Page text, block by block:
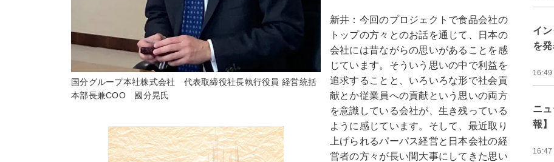
国分グループ本社株式会社 代表取締役社長執行役員 経営統括
本部長兼COO 國分晃氏
新井：今回のプロジェクトで食品会社の
トップの方々とのお話を通じて、日本の
会社には昔ながらの思いがあることを感
じています。そういう思いの中で利益を
追求することと、いろいろな形で社会貢
献とか従業員への貢献という思いの両方
を意識している会社が、生き残っている
ように感じています。そして、最近取り
上げられるパーパス経営と日本会社の経
営者の方々が長い間大事にしてきた思い
イ
を
16:49
ニ
報】
16:47